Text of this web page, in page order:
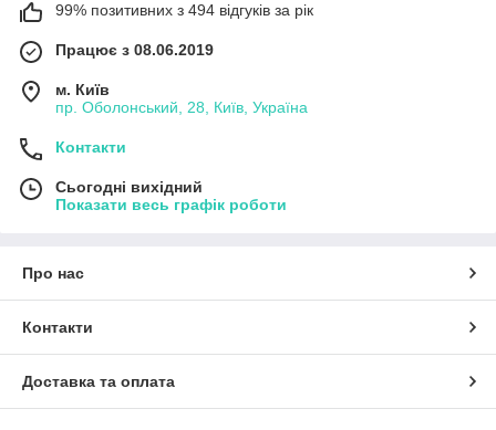
99% позитивних з 494 відгуків за рік
Працює з 08.06.2019
м. Київ
пр. Оболонський, 28, Київ, Україна
Контакти
Сьогодні вихідний
Показати весь графік роботи
Про нас
Контакти
Доставка та оплата